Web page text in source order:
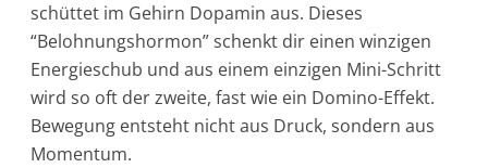
schüttet im Gehirn Dopamin aus. Dieses
“Belohnungshormon” schenkt dir einen winzigen
Energieschub und aus einem einzigen Mini-Schritt
wird so oft der zweite, fast wie ein Domino-Effekt.
Bewegung entsteht nicht aus Druck, sondern aus
Momentum.